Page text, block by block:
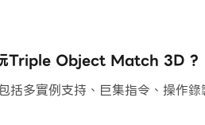
玩Triple Object Match 3D ?
括多實例支持、巨集指令、操作